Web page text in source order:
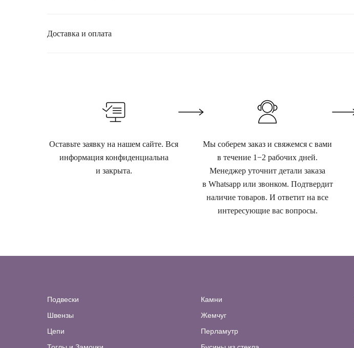
Доставка и оплата
Оставьте заявку на нашем сайте. Вся
информация конфиденциальна
и закрыта.
Мы соберем заказ и свяжемся с вами
в течение 1−2 рабочих дней.
Менеджер уточнит детали заказа
в Whatsapp или звонком. Подтвердит
наличие товаров. И ответит на все
интересующие вас вопросы.
Подвески
Швензы
Цепи
Камни
Жемчуг
Перламутр